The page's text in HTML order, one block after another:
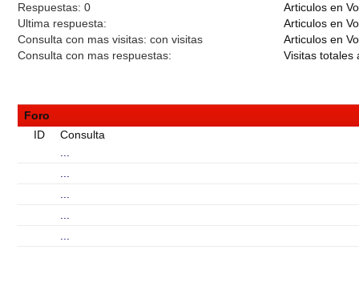
Respuestas: 0
Ultima respuesta:
Consulta con mas visitas: con visitas
Consulta con mas respuestas:
Articulos en
Articulos en
Articulos en
Visitas totales
Foro
ID
Consulta